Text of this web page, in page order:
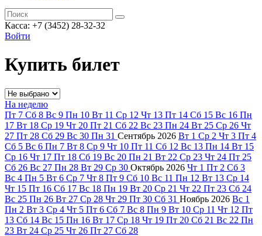
Касса: +7 (3452) 28-32-32
Войти
Купить билет
На неделю
Пт 7 Сб 8 Вс 9 Пн 10 Вт 11 Ср 12 Чт 13 Пт 14 Сб 15 Вс 16 Пн
17 Вт 18 Ср 19 Чт 20 Пт 21 Сб 22 Вс 23 Пн 24 Вт 25 Ср 26 Чт
27 Пт 28 Сб 29 Вс 30 Пн 31 Сентябрь 2026 Вт 1 Ср 2 Чт 3 Пт 4
Сб 5 Вс 6 Пн 7 Вт 8 Ср 9 Чт 10 Пт 11 Сб 12 Вс 13 Пн 14 Вт 15
Ср 16 Чт 17 Пт 18 Сб 19 Вс 20 Пн 21 Вт 22 Ср 23 Чт 24 Пт 25
Сб 26 Вс 27 Пн 28 Вт 29 Ср 30 Октябрь 2026 Чт 1 Пт 2 Сб 3
Вс 4 Пн 5 Вт 6 Ср 7 Чт 8 Пт 9 Сб 10 Вс 11 Пн 12 Вт 13 Ср 14
Чт 15 Пт 16 Сб 17 Вс 18 Пн 19 Вт 20 Ср 21 Чт 22 Пт 23 Сб 24
Вс 25 Пн 26 Вт 27 Ср 28 Чт 29 Пт 30 Сб 31 Ноябрь 2026 Вс 1
Пн 2 Вт 3 Ср 4 Чт 5 Пт 6 Сб 7 Вс 8 Пн 9 Вт 10 Ср 11 Чт 12 Пт
13 Сб 14 Вс 15 Пн 16 Вт 17 Ср 18 Чт 19 Пт 20 Сб 21 Вс 22 Пн
23 Вт 24 Ср 25 Чт 26 Пт 27 Сб 28